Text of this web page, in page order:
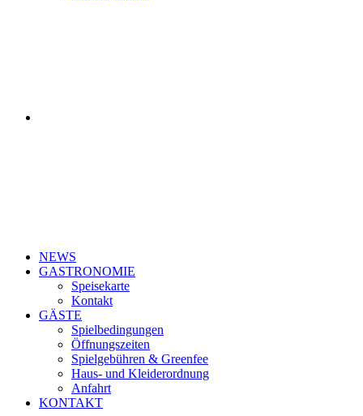
NEWS
GASTRONOMIE
Speisekarte
Kontakt
GÄSTE
Spielbedingungen
Öffnungszeiten
Spielgebühren & Greenfee
Haus- und Kleiderordnung
Anfahrt
KONTAKT